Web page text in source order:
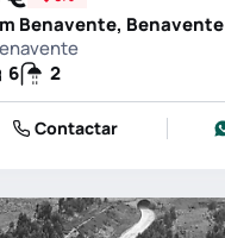
Benavente, Benavente
6 2
Contactar